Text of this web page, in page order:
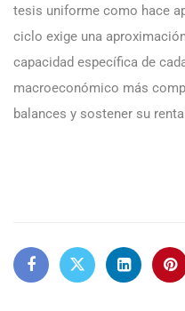
tesis uniforme como hace
ciclo exige una
capacidad específica de
macroeconómico más
balances y sostener su